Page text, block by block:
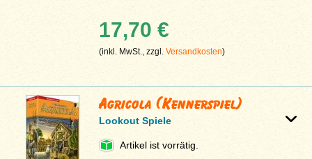
17,70 €
(inkl. MwSt., zzgl.Versandkosten)
Agricola (Kennerspiel)
Lookout Spiele
Artikel ist vorrätig.